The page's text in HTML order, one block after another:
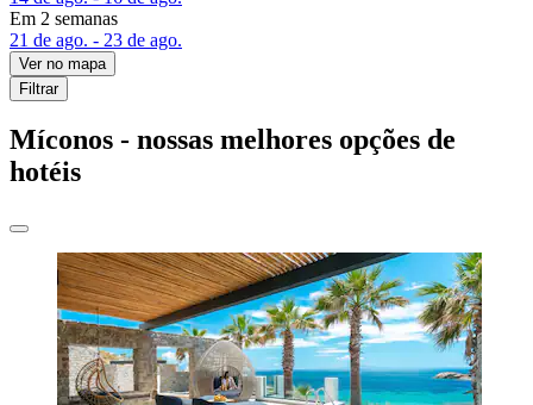
Em 2 semanas
21 de ago. - 23 de ago.
Ver no mapa
Filtrar
Míconos - nossas melhores opções de
hotéis